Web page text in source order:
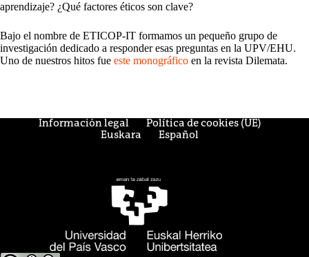
aprendizaje? ¿Qué factores éticos son clave?
Bajo el nombre de ETICOP-IT formamos un pequeño grupo de
investigación dedicado a responder esas preguntas en la UPV/EHU.
Uno de nuestros hitos fue este monográfico en la revista Dilemata.
Información legal
Política de cookies (UE)
Euskara
Español